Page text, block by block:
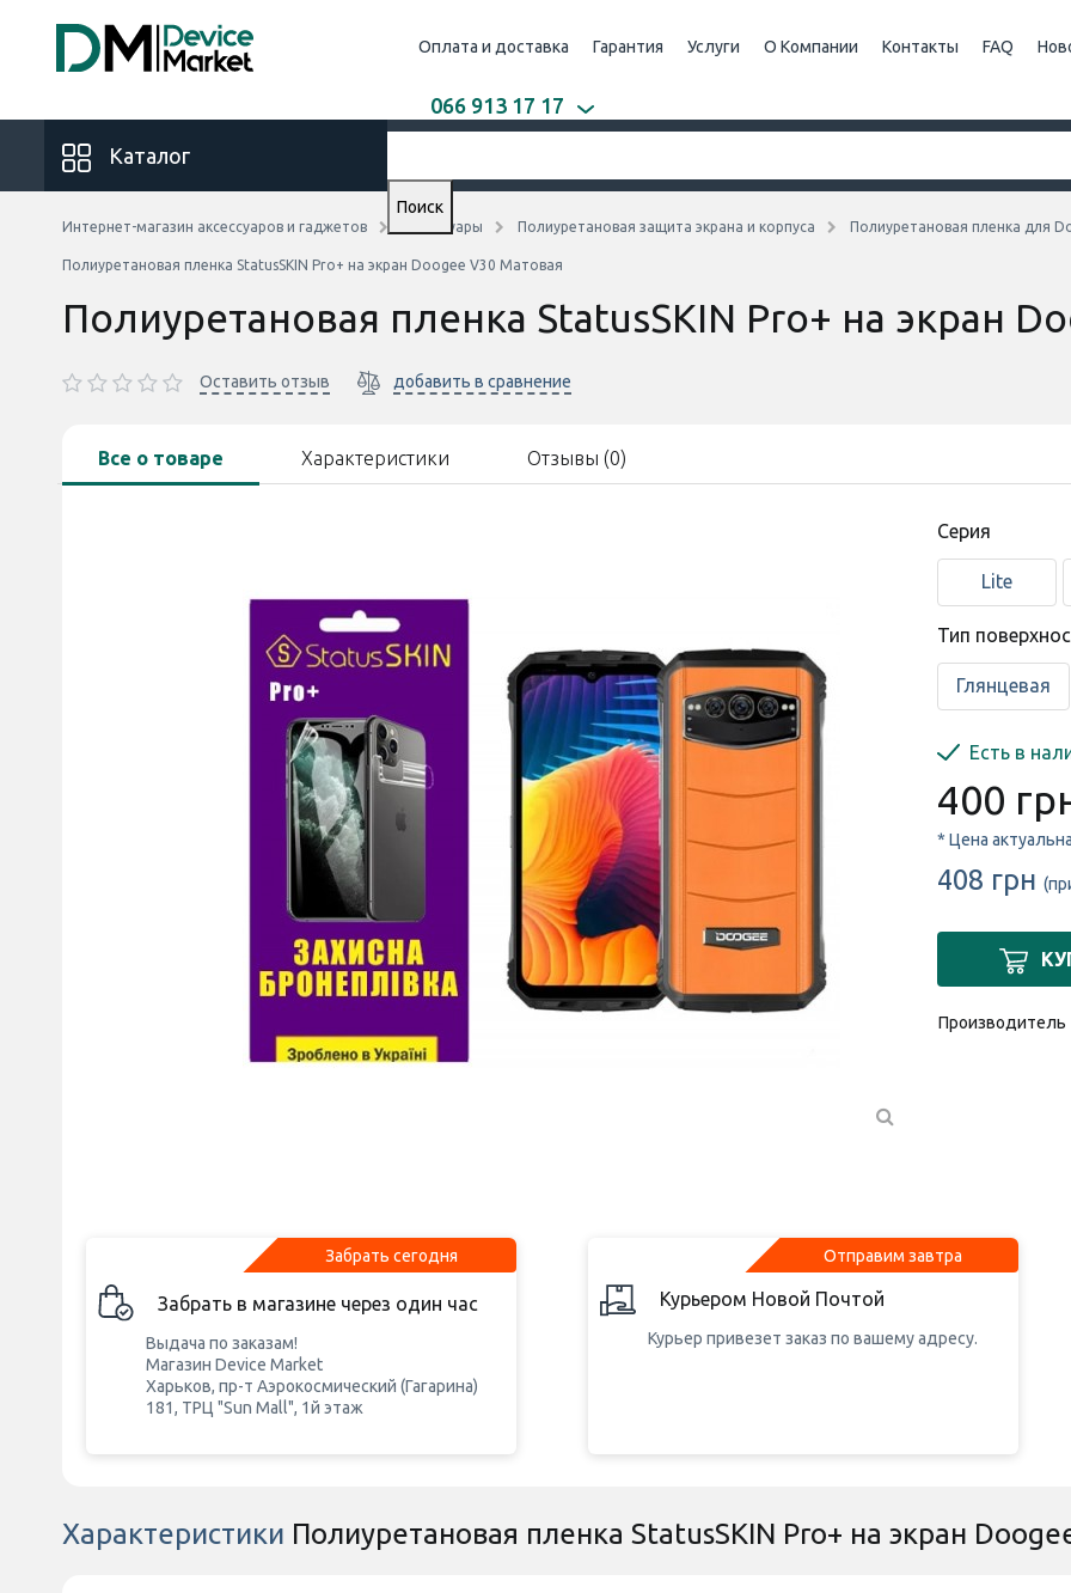
Оплата и доставка Гарантия Услуги О Компании Контакты FAQ
066 913 17 17
Каталог
Поиск
Интернет-магазин аксессуаров и гаджетов Аксессуары Полиуретановая защита экрана и корпуса Полиуретановая пленка для
Полиуретановая пленка StatusSKIN Pro+ на экран Doogee V30 Матовая
Полиуретановая пленка StatusSKIN Pro+ на экран
Оставить отзыв добавить в сравнение
Все о товаре Характеристики Отзывы (0)
Cерия
Lite
Тип
Глянцевая
Есть в
400
* Цена
408 грн
Производитель
Забрать сегодня
Забрать в магазине через один час
Выдача по заказам!
Магазин Device Market
Харьков, пр-т Аэрокосмический (Гагарина)
181, ТРЦ "Sun Mall", 1й этаж
Отправим завтра
Курьером Новой Почтой
Курьер привезет заказ по вашему адресу.
Характеристики Полиуретановая пленка StatusSKIN Pro+ на экран